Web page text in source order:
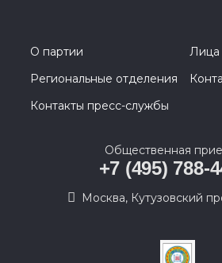
О партии
Лица
Региональные отделения
Контакты пресс-службы
Общественная
+7 (495) 788-
Москва, Кутузовский